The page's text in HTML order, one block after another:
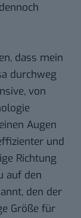
dass mein
durchweg
von
Augen
und
Richtung
auf den
den der
Größe für